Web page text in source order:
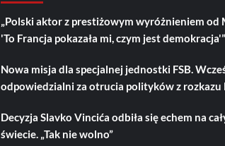
„Polski aktor z prestiżowym wyróżnieniem od
'To Francja pokazała mi, czym jest demokracja'”
Nowa misja dla specjalnej jednostki FSB.
odpowiedzialni za otrucia polityków z rozkazu
Decyzja Slavko Vincića odbiła się echem na
świecie. „Tak nie wolno”